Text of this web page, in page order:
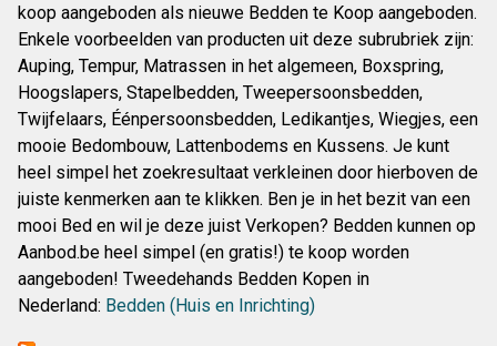
koop aangeboden als nieuwe Bedden te Koop aangeboden.
Enkele voorbeelden van producten uit deze subrubriek zijn:
Auping, Tempur, Matrassen in het algemeen, Boxspring,
Hoogslapers, Stapelbedden, Tweepersoonsbedden,
Twijfelaars, Éénpersoonsbedden, Ledikantjes, Wiegjes, een
mooie Bedombouw, Lattenbodems en Kussens. Je kunt
heel simpel het zoekresultaat verkleinen door hierboven de
juiste kenmerken aan te klikken. Ben je in het bezit van een
mooi Bed en wil je deze juist Verkopen? Bedden kunnen op
Aanbod.be heel simpel (en gratis!) te koop worden
aangeboden! Tweedehands Bedden Kopen in
Nederland: Bedden (Huis en Inrichting)